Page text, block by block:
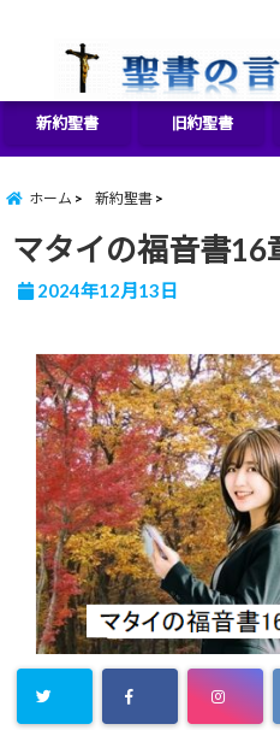
新約聖書 旧約聖書
ホーム 新約聖書
マタイの福音書16
2024年12月13日